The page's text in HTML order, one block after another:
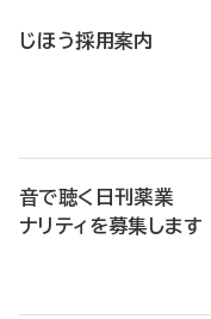
じほう採用案内
音で聴く日刊薬業
ナリティを募集します